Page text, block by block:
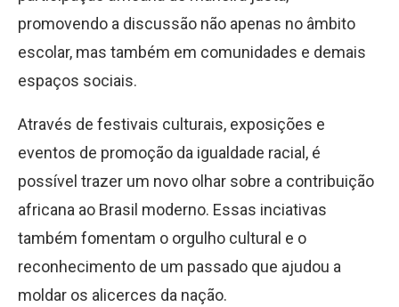
promovendo a discussão não apenas no âmbito
escolar, mas também em comunidades e demais
espaços sociais.
Através de festivais culturais, exposições e
eventos de promoção da igualdade racial, é
possível trazer um novo olhar sobre a contribuição
africana ao Brasil moderno. Essas inciativas
também fomentam o orgulho cultural e o
reconhecimento de um passado que ajudou a
moldar os alicerces da nação.